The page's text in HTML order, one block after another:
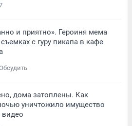
и приятно». Героиня мема
с гуру пикапа в кафе
дома затоплены. Как
уничтожило имущество